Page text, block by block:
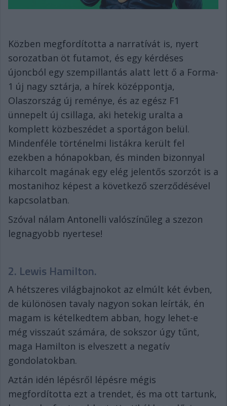
Közben megfordította a narratívát is, nyert
sorozatban öt futamot, és egy kérdéses
újoncból egy szempillantás alatt lett ő a Forma-
1 új nagy sztárja, a hírek középpontja,
Olaszország új reménye, és az egész F1
ünnepelt új csillaga, aki hetekig uralta a
komplett közbeszédet a sportágon belül.
Mindenféle történelmi listákra került fel
ezekben a hónapokban, és minden bizonnyal
kiharcolt magának egy elég jelentős szorzót is a
mostanihoz képest a következő szerződésével
kapcsolatban.
Szóval nálam Antonelli valószínűleg a szezon
legnagyobb nyertese!
2. Lewis Hamilton.
A hétszeres világbajnokot az elmúlt két évben,
de különösen tavaly nagyon sokan leírták, én
magam is kételkedtem abban, hogy lehet-e
még visszaút számára, de sokszor úgy tűnt,
maga Hamilton is elveszett a negatív
gondolatokban.
Aztán idén lépésről lépésre mégis
megfordította ezt a trendet, és ma ott tartunk,